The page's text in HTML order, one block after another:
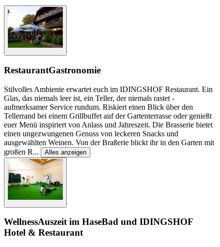
RestaurantGastronomie
Stilvolles Ambiente erwartet euch im IDINGSHOF Restaurant. Ein
Glas, das niemals leer ist, ein Teller, der niemals rastet -
aufmerksamer Service rundum. Riskiert einen Blick über den
Tellerrand bei einem Grillbuffet auf der Gartenterrasse oder genießt
euer Menü inspiriert von Anlass und Jahreszeit. Die Brasserie bietet
einen ungezwungenen Genuss von leckeren Snacks und
ausgewählten Weinen. Von der Braßerie blickt ihr in den Garten mit
großen R... Alles anzeigen
WellnessAuszeit im HaseBad und IDINGSHOF
Hotel & Restaurant